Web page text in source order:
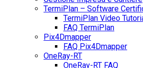
TermiPlan – Software
TermiPlan Video
FAQ TermiPlan
Pix4Dmapper
FAQ Pix4Dmapper
OneRay-RT
OneRay-RT FAQ